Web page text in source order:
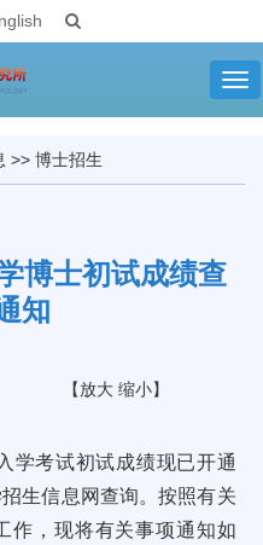
>> 博士招生
博士初试成绩查
知
【放大 缩小】
考试初试成绩现已开通
生信息网查询。按照有关
作，现将有关事项通知如